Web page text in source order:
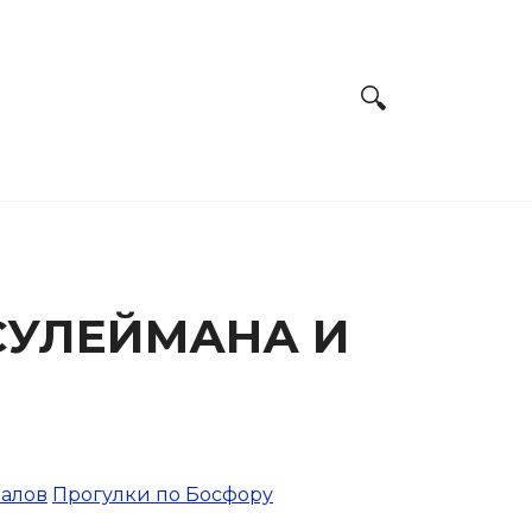
И
Прогулки по Босфору